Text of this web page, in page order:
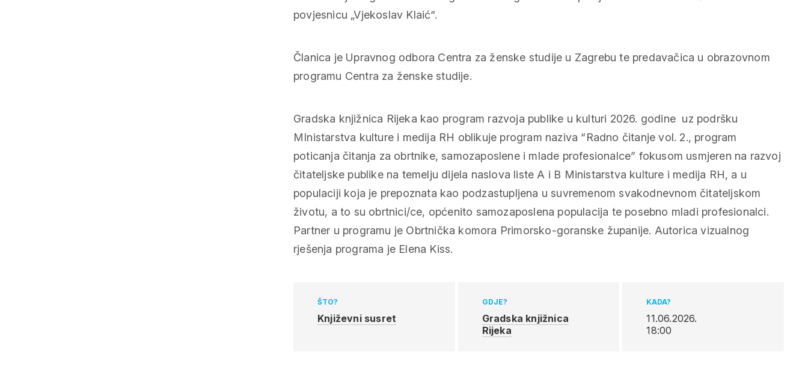
povjesnicu „Vjekoslav Klaić“.
Članica je Upravnog odbora Centra za ženske studije u Zagrebu te predavačica u obrazovnom
programu Centra za ženske studije.
Gradska knjižnica Rijeka kao program razvoja publike u kulturi 2026. godine uz podršku
MInistarstva kulture i medija RH oblikuje program naziva “Radno čitanje vol. 2., program
poticanja čitanja za obrtnike, samozaposlene i mlade profesionalce” fokusom usmjeren na razvoj
čitateljske publike na temelju dijela naslova liste A i B Ministarstva kulture i medija RH, a u
populaciji koja je prepoznata kao podzastupljena u suvremenom svakodnevnom čitateljskom
životu, a to su obrtnici/ce, općenito samozaposlena populacija te posebno mladi profesionalci.
Partner u programu je Obrtnička komora Primorsko-goranske županije. Autorica vizualnog
rješenja programa je Elena Kiss.
ŠTO?
Književni susret
GDJE?
Gradska knjižnica
Rijeka
KADA?
11.06.2026.
18:00